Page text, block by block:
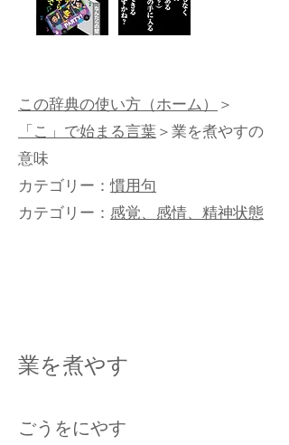
この辞典の使い方（ホーム）＞
「こ」で始まる言葉＞業を煮やすの
意味
カテゴリー：慣用句
カテゴリー： 感覚、感情、精神状態
業を煮やす
ごうをにやす